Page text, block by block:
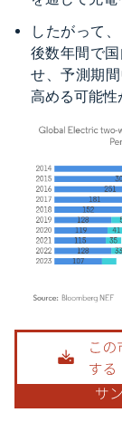
したがって
後数年間で
せ、予測期
高める可能性
画像 © Mordor